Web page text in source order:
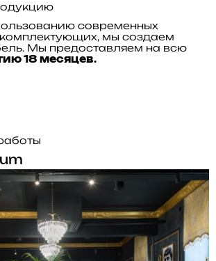
современных
мы создаем
Мы предоставляем на всю
18 месяцев.